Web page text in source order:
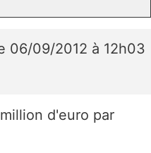
06/09/2012 à 12h03
d'euro par